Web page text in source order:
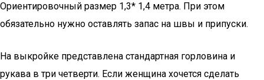
Ориентировочный размер 1,3* 1,4 метра. При этом
обязательно нужно оставлять запас на швы и припуски.
На выкройке представлена стандартная горловина и
рукава в три четверти. Если женщина хочется сделать